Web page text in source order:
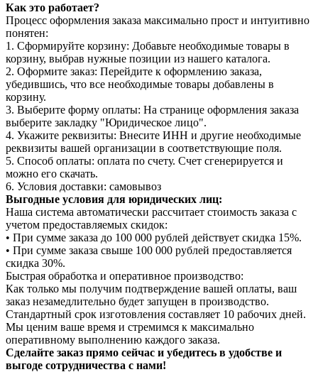
Как это работает?
Процесс оформления заказа максимально прост и интуитивно
понятен:
1. Сформируйте корзину: Добавьте необходимые товары в
корзину, выбрав нужные позиции из нашего каталога.
2. Оформите заказ: Перейдите к оформлению заказа,
убедившись, что все необходимые товары добавлены в
корзину.
3. Выберите форму оплаты: На странице оформления заказа
выберите закладку "Юридическое лицо".
4. Укажите реквизиты: Внесите ИНН и другие необходимые
реквизиты вашей организации в соответствующие поля.
5. Способ оплаты: оплата по счету. Счет сгенерируется и
можно его скачать.
6. Условия доставки: самовывоз
Выгодные условия для юридических лиц:
Наша система автоматически рассчитает стоимость заказа с
учетом предоставляемых скидок:
• При сумме заказа до 100 000 рублей действует скидка 15%.
• При сумме заказа свыше 100 000 рублей предоставляется
скидка 30%.
Быстрая обработка и оперативное производство:
Как только мы получим подтверждение вашей оплаты, ваш
заказ незамедлительно будет запущен в производство.
Стандартный срок изготовления составляет 10 рабочих дней.
Мы ценим ваше время и стремимся к максимально
оперативному выполнению каждого заказа.
Сделайте заказ прямо сейчас и убедитесь в удобстве и
выгоде сотрудничества с нами!